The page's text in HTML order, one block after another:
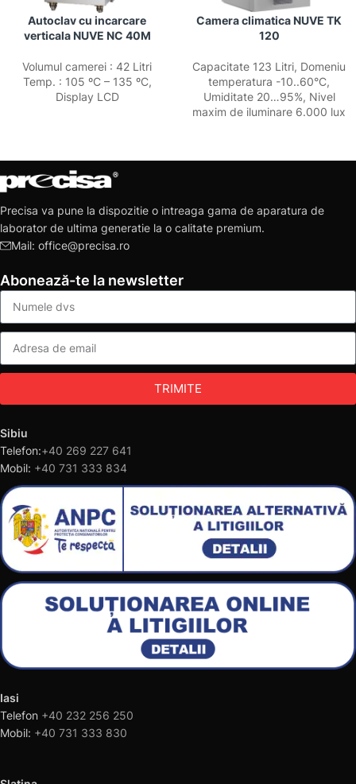
Autoclav cu incarcare
verticala NUVE NC 40M
Volumul camerei : 42 Litri
Temp. : 105 ºC – 135 ºC,
Display LCD
Camera climatica NUVE TK
120
Capacitate 123 Litri, Domeniu
temperatura -10..60°C,
Umiditate 20…95%, Nivel
maxim de iluminare 6.000 lux
Precisa va pune la dispozitie o intreaga gama de aparatura de
laborator de ultima generatie la o calitate premium.
Mail: office@precisa.ro
Abonează-te la newsletter
TRIMITE
Sibiu
Telefon:+40 269 227 641
Mobil: +40 731 333 834
Iasi
Telefon +40 232 256 250
Mobil: +40 731 333 830